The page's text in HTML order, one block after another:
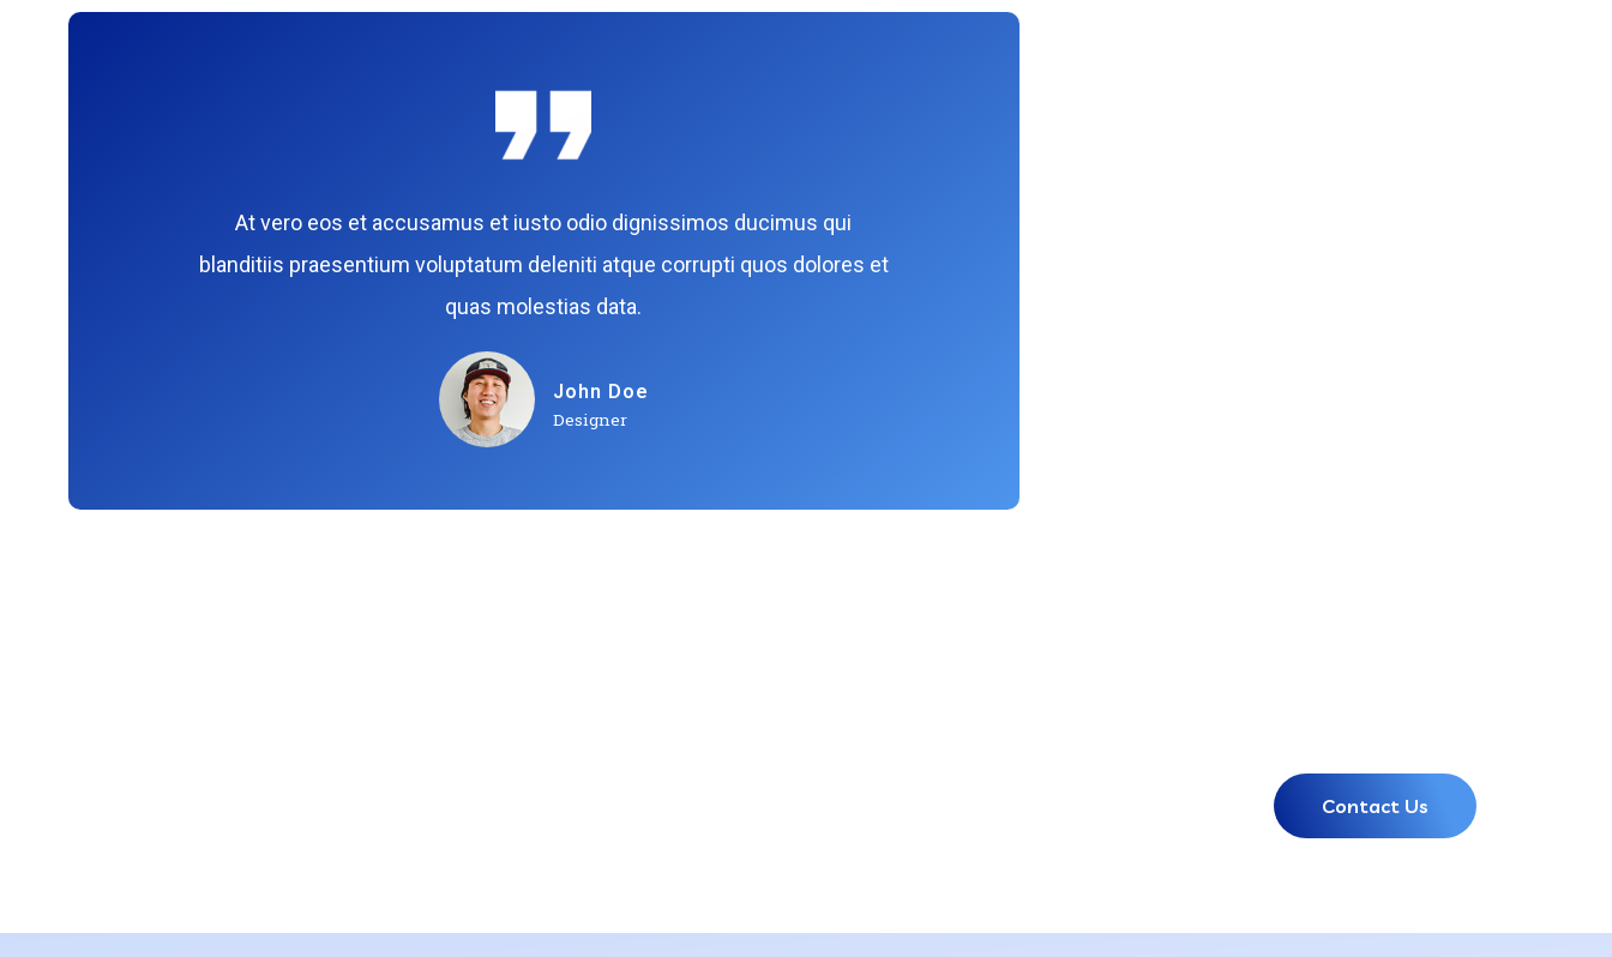
At vero eos et accusamus et iusto odio dignissimos ducimus qui
blanditiis praesentium voluptatum deleniti atque corrupti quos dolores et
quas molestias data.
John Doe
Designer
Contact Us